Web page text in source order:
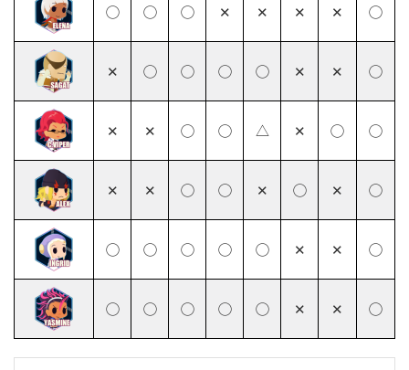
◯ ◯ ◯ ✕ ✕ ✕ ✕ ◯
✕ ◯ ◯ ◯ ◯ ✕ ✕ ◯
✕ ✕ ◯ ◯ △ ✕ ◯ ◯
✕ ✕ ◯ ◯ ✕ ◯ ✕ ◯
◯ ◯ ◯ ◯ ◯ ✕ ✕ ◯
◯ ◯ ◯ ◯ ◯ ✕ ✕ ◯